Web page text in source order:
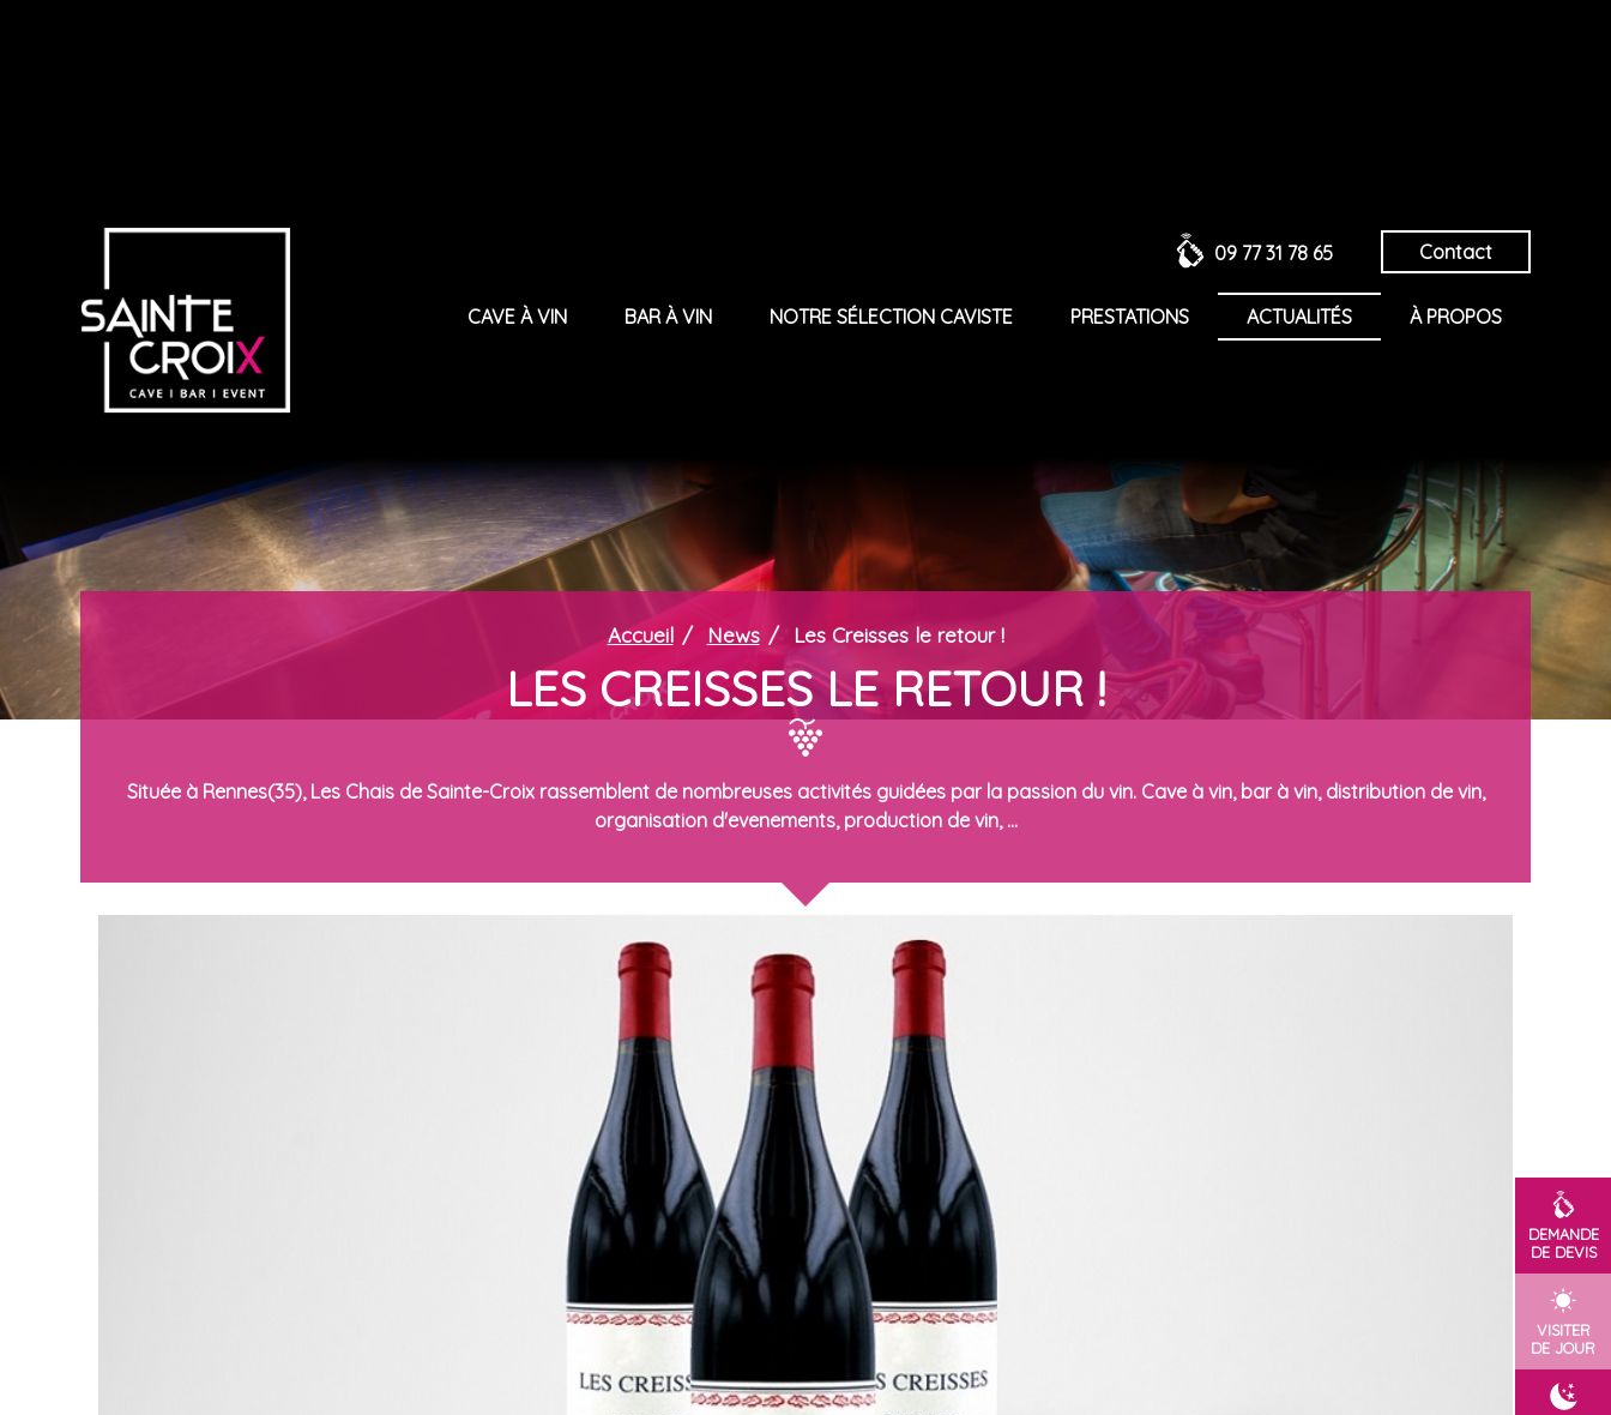
DEMANDE
DE DEVIS
VISITER
DE JOUR
CAVE À VIN BAR À VIN NOTRE SÉLECTION CAVISTE PRESTATIONS ACTUALITÉS À PROPOS
09 77 31 78 65 Contact
Accueil News Les Creisses le retour !
LES CREISSES LE RETOUR !
Située à Rennes(35), Les Chais de Sainte-Croix rassemblent de nombreuses activités guidées par la passion du vin. Cave à vin, bar à vin, distribution de vin,
organisation d'evenements, production de vin, ...